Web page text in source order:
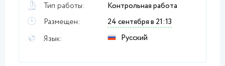
Тип работы:
Контрольная работа
Размещен:
24 сентября в 21:13
Язык:
Русский